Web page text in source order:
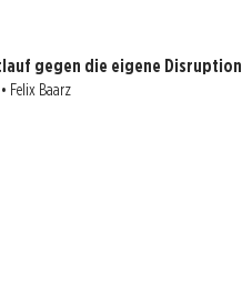
gegen die eigene Disruption
Felix Baarz